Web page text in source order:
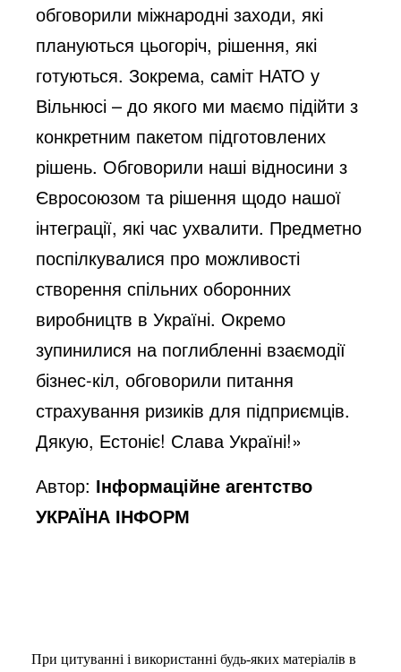
обговорили міжнародні заходи, які
плануються цьогоріч, рішення, які
готуються. Зокрема, саміт НАТО у
Вільнюсі – до якого ми маємо підійти з
конкретним пакетом підготовлених
рішень. Обговорили наші відносини з
Євросоюзом та рішення щодо нашої
інтеграції, які час ухвалити. Предметно
поспілкувалися про можливості
створення спільних оборонних
виробництв в Україні. Окремо
зупинилися на поглибленні взаємодії
бізнес-кіл, обговорили питання
страхування ризиків для підприємців.
Дякую, Естоніє! Слава Україні!»
Автор: Інформаційне агентство
УКРАЇНА ІНФОРМ
При цитуванні і використанні будь-яких матеріалів в